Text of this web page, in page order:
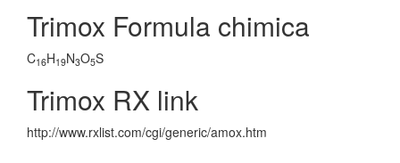
Trimox Formula chimica
C16H19N3O5S
Trimox RX link
http://www.rxlist.com/cgi/generic/amox.htm